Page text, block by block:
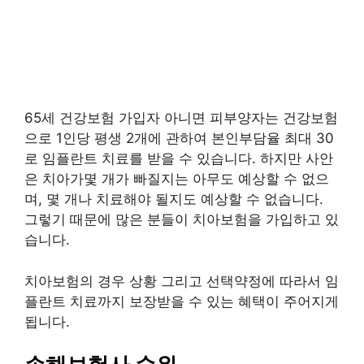
65세 건강보험 가입자 아니면 피부양자는 건강보험
으로 1인당 평생 2개에 관하여 본인부담율 최대 30
로 임플란트 치료를 받을 수 있습니다. 하지만 사안
은 치아가몇 개가 빠질지는 아무도 예상할 수 없으
며, 몇 개나 치료해야 될지도 예상할 수 없습니다.
그렇기 때문에 많은 분들이 치아보험을 가입하고 있
습니다.
치아보험의 경우 상황 그리고 선택약정에 따라서 임
플란트 치료까지 보장받을 수 있는 혜택이 주어지게
됩니다.